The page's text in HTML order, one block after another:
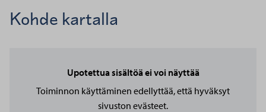
Kohde kartalla
Upotettua sisältöä ei voi näyttää
Toiminnon käyttäminen edellyttää, että hyväksyt
sivuston evästeet.